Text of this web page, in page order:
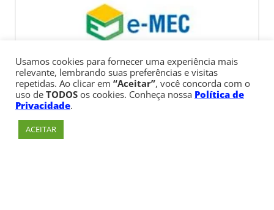
Usamos cookies para fornecer uma experiência mais
relevante, lembrando suas preferências e visitas
repetidas. Ao clicar em “Aceitar”, você concorda com o
uso de TODOS os cookies. Conheça nossa Política de
Privacidade.
ACEITAR